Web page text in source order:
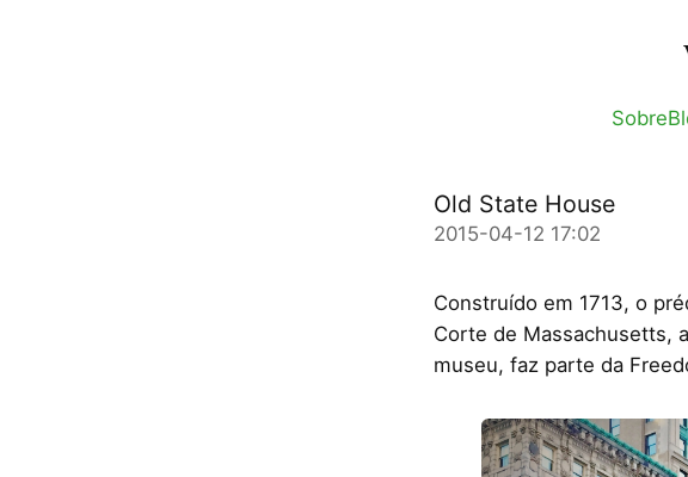
Sobre
Old State House
2015-04-12 17:02
Construído em 1713, o
Corte de Massachusetts,
museu, faz parte da